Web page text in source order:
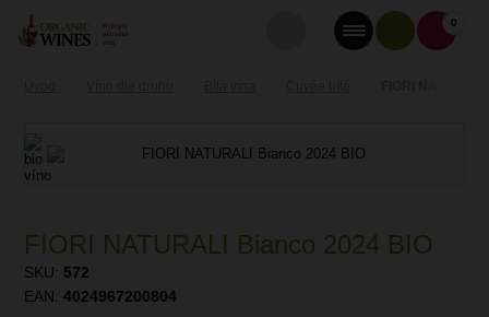
0
FIORI NATURALI Bianco 2024 BIO
SKU: 572
EAN:4024967200804